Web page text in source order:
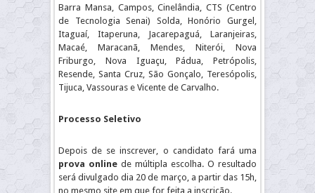
Barra Mansa, Campos, Cinelândia, CTS (Centro
de Tecnologia Senai) Solda, Honório Gurgel,
Itaguaí, Itaperuna, Jacarepaguá, Laranjeiras,
Macaé, Maracanã, Mendes, Niterói, Nova
Friburgo, Nova Iguaçu, Pádua, Petrópolis,
Resende, Santa Cruz, São Gonçalo, Teresópolis,
Tijuca, Vassouras e Vicente de Carvalho.
Processo Seletivo
Depois de se inscrever, o candidato fará uma
prova online de múltipla escolha. O resultado
será divulgado dia 20 de março, a partir das 15h,
no mesmo site em que for feita a inscrição.